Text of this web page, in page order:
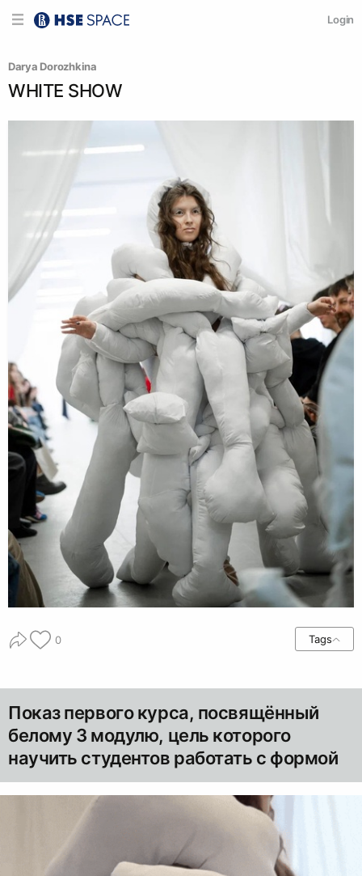
Login
Darya Dorozhkina
WHITE SHOW
0 Tags
Показ первого курса, посвящённый
белому 3 модулю, цель которого
научить студентов работать с формой